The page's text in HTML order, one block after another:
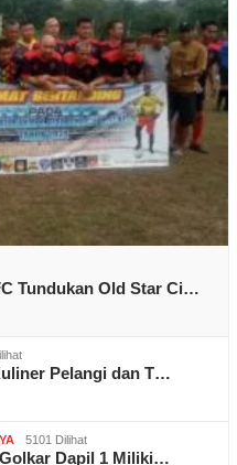
Tundukan Old Star Ci…
Pelangi dan T…
5101 Dilihat
Dapil 1 Miliki…